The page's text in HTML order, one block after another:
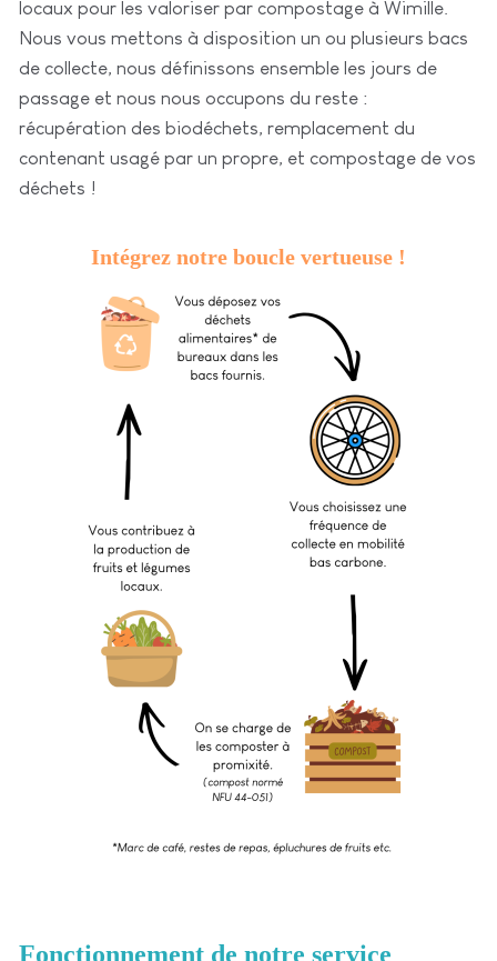
locaux pour les valoriser par compostage à Wimille.
Nous vous mettons à disposition un ou plusieurs bacs
de collecte, nous définissons ensemble les jours de
passage et nous nous occupons du reste :
récupération des biodéchets, remplacement du
contenant usagé par un propre, et compostage de vos
déchets !
Intégrez notre boucle vertueuse !
Fonctionnement de notre service